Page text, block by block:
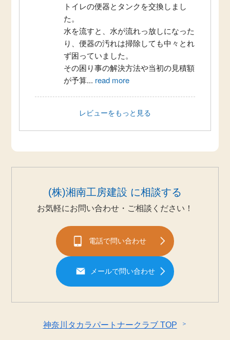
トイレの便器とタンクを交換しまし
た。
水を流すと、水が流れっ放しになった
り、便器の汚れは掃除しても中々とれ
ず困っていました。
その困り事の解決方法や当初の見積額
が予算... read more
レビューをもっと見る
(株)湘南工房建設 に相談する
お気軽にお問い合わせ・ご相談ください！
電話で問い合わせ
メールで問い合わせ
神奈川タカラパートナークラブ TOP ＞